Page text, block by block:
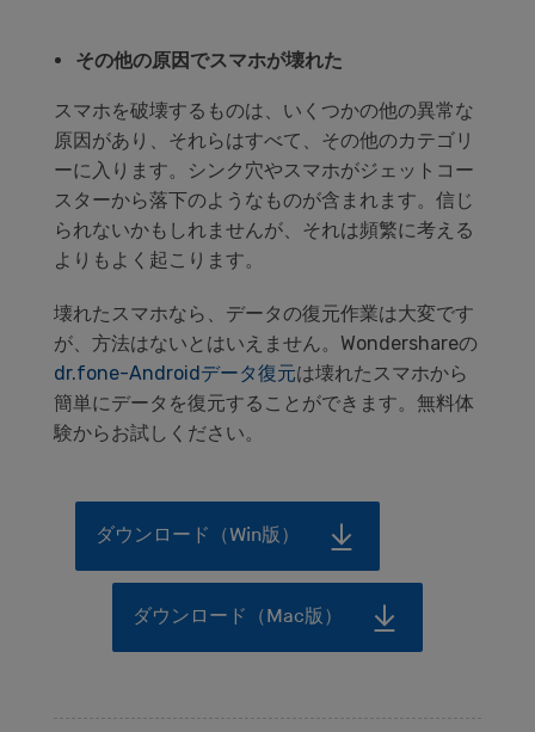
その他の原因でスマホが壊れた
スマホを破壊するものは、いくつかの他の異常な
原因があり、それらはすべて、その他のカテゴリ
ーに入ります。シンク穴やスマホがジェットコー
スターから落下のようなものが含まれます。信じ
られないかもしれませんが、それは頻繁に考える
よりもよく起こります。
壊れたスマホなら、データの復元作業は大変です
が、方法はないとはいえません。Wondershareの
dr.fone-Androidデータ復元は壊れたスマホから
簡単にデータを復元することができます。無料体
験からお試しください。
ダウンロード（Win版）
ダウンロード（Mac版）